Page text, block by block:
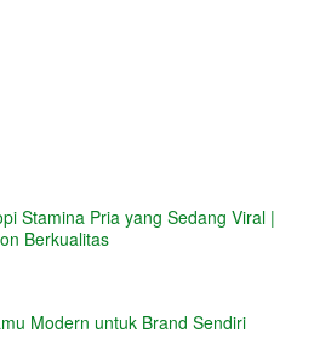
Stamina Pria yang Sedang Viral |
Berkualitas
Modern untuk Brand Sendiri